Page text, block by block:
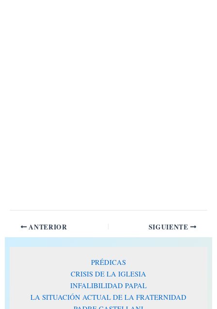
ANTERIOR SIGUIENTE
PRÉDICAS
CRISIS DE LA IGLESIA
INFALIBILIDAD PAPAL
LA SITUACIÓN ACTUAL DE LA FRATERNIDAD